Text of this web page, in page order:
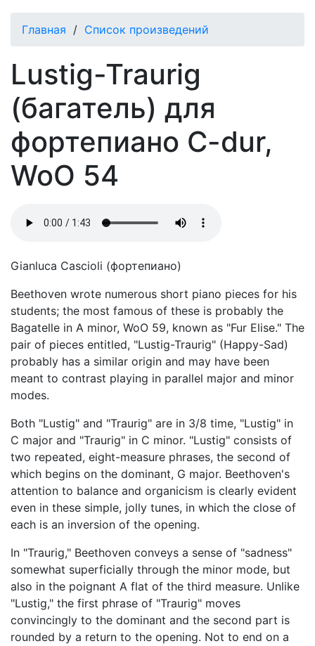
Главная / Список произведений
Lustig-Traurig
(багатель) для
фортепиано C-dur,
WoO 54
Gianluca Cascioli (фортепиано)
Beethoven wrote numerous short piano pieces for his
students; the most famous of these is probably the
Bagatelle in A minor, WoO 59, known as "Fur Elise." The
pair of pieces entitled, "Lustig-Traurig" (Happy-Sad)
probably has a similar origin and may have been
meant to contrast playing in parallel major and minor
modes.
Both "Lustig" and "Traurig" are in 3/8 time, "Lustig" in
C major and "Traurig" in C minor. "Lustig" consists of
two repeated, eight-measure phrases, the second of
which begins on the dominant, G major. Beethoven's
attention to balance and organicism is clearly evident
even in these simple, jolly tunes, in which the close of
each is an inversion of the opening.
In "Traurig," Beethoven conveys a sense of "sadness"
somewhat superficially through the minor mode, but
also in the poignant A flat of the third measure. Unlike
"Lustig," the first phrase of "Traurig" moves
convincingly to the dominant and the second part is
rounded by a return to the opening. Not to end on a